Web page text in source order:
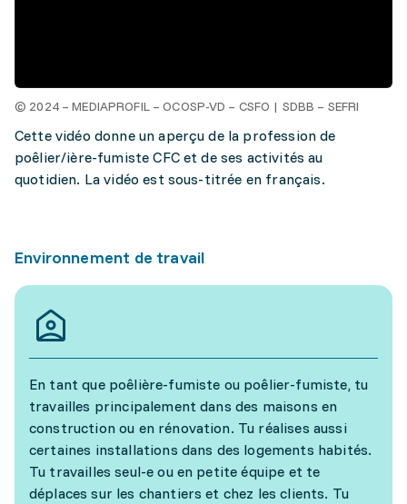
© 2024 – MEDIAPROFIL – OCOSP-VD – CSFO | SDBB – SEFRI
Cette vidéo donne un aperçu de la profession de
poêlier/ière-fumiste CFC et de ses activités au
quotidien. La vidéo est sous-titrée en français.
Environnement de travail
En tant que poêlière-fumiste ou poêlier-fumiste, tu
travailles principalement dans des maisons en
construction ou en rénovation. Tu réalises aussi
certaines installations dans des logements habités.
Tu travailles seul-e ou en petite équipe et te
déplaces sur les chantiers et chez les clients. Tu